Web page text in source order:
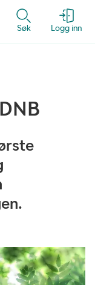
Søk Logg inn